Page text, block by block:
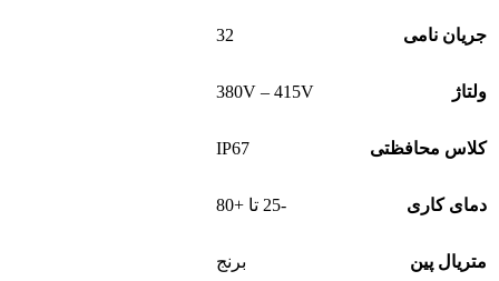
جریان نامی 32
ولتاژ 380V – 415V
کلاس محافظتی IP67
دمای کاری -25 تا +80
متریال پین برنج